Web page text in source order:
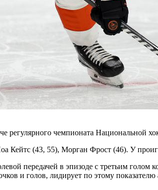
чемпионата Национальной
Кейтс (43, 55), Морган Фрост (46). У
передачей в эпизоде с третьим голом
и голов, лидирует по этому